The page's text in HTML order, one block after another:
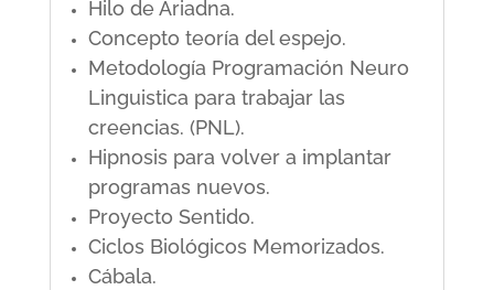
Hilo de Ariadna.
Concepto teoría del espejo.
Metodología Programación Neuro
Linguistica para trabajar las
creencias. (PNL).
Hipnosis para volver a implantar
programas nuevos.
Proyecto Sentido.
Ciclos Biológicos Memorizados.
Cábala.